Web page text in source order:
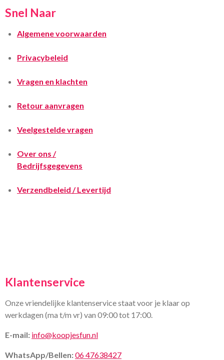
Snel Naar
Algemene voorwaarden
Privacybeleid
Vragen en klachten
Retour aanvragen
Veelgestelde vragen
Over ons /
Bedrijfsgegevens
Verzendbeleid / Levertijd
Klantenservice
Onze vriendelijke klantenservice staat voor je klaar op
werkdagen (ma t/m vr) van 09:00 tot 17:00.
E-mail: info@koopjesfun.nl
WhatsApp/Bellen:06 47638427